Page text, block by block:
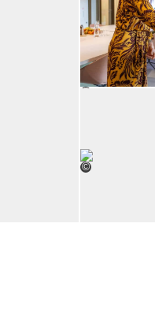
Open de galerij in vergrote
©
©